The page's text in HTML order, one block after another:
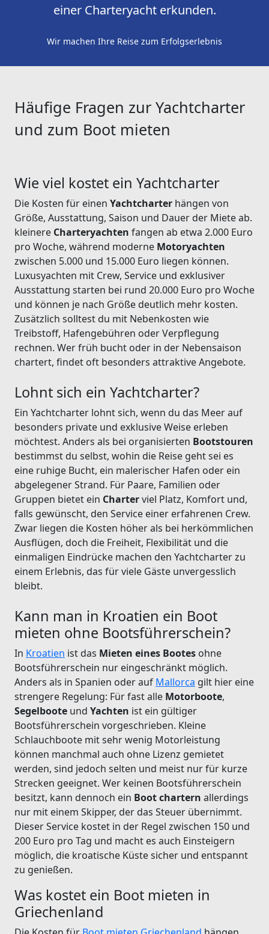
einer Charteryacht erkunden.
Wir machen Ihre Reise zum Erfolgserlebnis
Häufige Fragen zur Yachtcharter
und zum Boot mieten
Wie viel kostet ein Yachtcharter
Die Kosten für einen Yachtcharter hängen von
Größe, Ausstattung, Saison und Dauer der Miete ab.
kleinere Charteryachten fangen ab etwa 2.000 Euro
pro Woche, während moderne Motoryachten
zwischen 5.000 und 15.000 Euro liegen können.
Luxusyachten mit Crew, Service und exklusiver
Ausstattung starten bei rund 20.000 Euro pro Woche
und können je nach Größe deutlich mehr kosten.
Zusätzlich solltest du mit Nebenkosten wie
Treibstoff, Hafengebühren oder Verpflegung
rechnen. Wer früh bucht oder in der Nebensaison
chartert, findet oft besonders attraktive Angebote.
Lohnt sich ein Yachtcharter?
Ein Yachtcharter lohnt sich, wenn du das Meer auf
besonders private und exklusive Weise erleben
möchtest. Anders als bei organisierten Bootstouren
bestimmst du selbst, wohin die Reise geht sei es
eine ruhige Bucht, ein malerischer Hafen oder ein
abgelegener Strand. Für Paare, Familien oder
Gruppen bietet ein Charterviel Platz, Komfort und,
falls gewünscht, den Service einer erfahrenen Crew.
Zwar liegen die Kosten höher als bei herkömmlichen
Ausflügen, doch die Freiheit, Flexibilität und die
einmaligen Eindrücke machen den Yachtcharter zu
einem Erlebnis, das für viele Gäste unvergesslich
bleibt.
Kann man in Kroatien ein Boot
mieten ohne Bootsführerschein?
In Kroatien ist das Mieten eines Bootes ohne
Bootsführerschein nur eingeschränkt möglich.
Anders als in Spanien oder auf Mallorca gilt hier eine
strengere Regelung: Für fast alle Motorboote,
Segelboote und Yachten ist ein gültiger
Bootsführerschein vorgeschrieben. Kleine
Schlauchboote mit sehr wenig Motorleistung
können manchmal auch ohne Lizenz gemietet
werden, sind jedoch selten und meist nur für kurze
Strecken geeignet. Wer keinen Bootsführerschein
besitzt, kann dennoch ein Boot chartern allerdings
nur mit einem Skipper, der das Steuer übernimmt.
Dieser Service kostet in der Regel zwischen 150 und
200 Euro pro Tag und macht es auch Einsteigern
möglich, die kroatische Küste sicher und entspannt
zu genießen.
Was kostet ein Boot mieten in
Griechenland